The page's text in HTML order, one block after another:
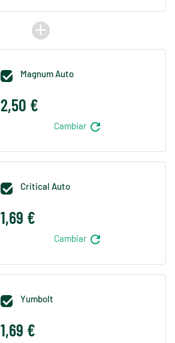
add
 Magnum Auto
2,50 €
Cambiar refresh
 Critical Auto
1,69 €
Cambiar refresh
 Yumbolt
1,69 €